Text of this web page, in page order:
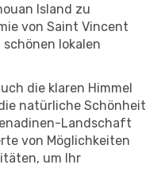
Island zu
von Saint Vincent
lokalen
die klaren Himmel
natürliche Schönheit
Landschaft
von Möglichkeiten
um Ihr